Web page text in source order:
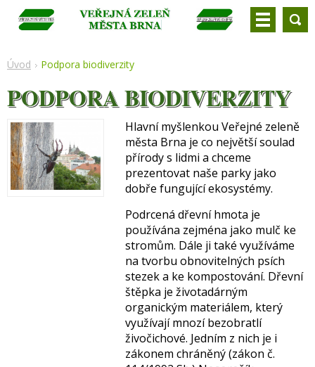
Úvod Podpora biodiverzity
PODPORA BIODIVERZITY
Hlavní myšlenkou Veřejné zeleně
města Brna je co největší soulad
přírody s lidmi a chceme
prezentovat naše parky jako
dobře fungující ekosystémy.
Podrcená dřevní hmota je
používána zejména jako mulč ke
stromům. Dále ji také využíváme
na tvorbu obnovitelných psích
stezek a ke kompostování. Dřevní
štěpka je životadárným
organickým materiálem, který
využívají mnozí bezobratlí
živočichové. Jedním z nich je i
zákonem chráněný (zákon č.